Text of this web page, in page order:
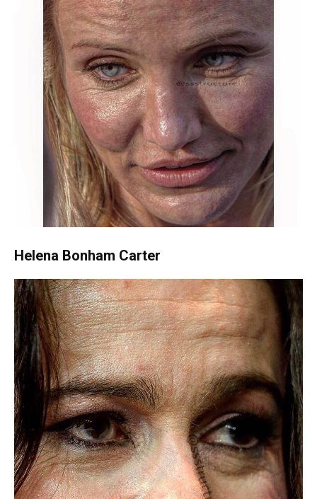
Helena Bonham Carter